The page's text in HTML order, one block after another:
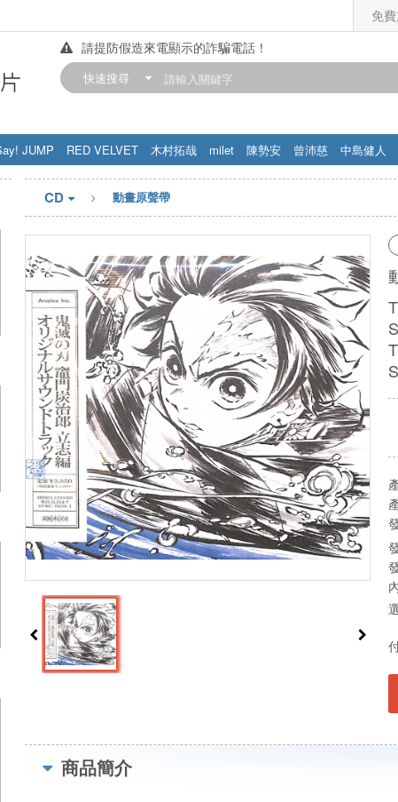
免
佳佳唱片
請提防假造來電顯示的詐騙電話！
【中華門市營業時間調整公告】
快速搜尋
JUMP RED VELVET 木村拓哉 milet 陳勢安 曾沛慈
中島健人
仲 周杰伦
CD 動畫原聲帶
商品簡介